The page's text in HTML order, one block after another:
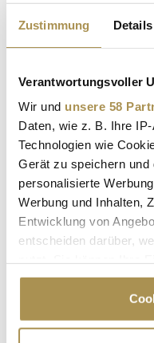
Zustimmung Details
Verantwortungsvoller
Wir und unsere 58
Daten, wie z. B. Ihre
Technologien wie
Gerät zu speichern
personalisierte
Werbung und Inhalten,
Entwicklung von
entscheiden darüber,
Cookie-Erklärung oder
Trigger Symbol ändern
LEADERSNET.TV